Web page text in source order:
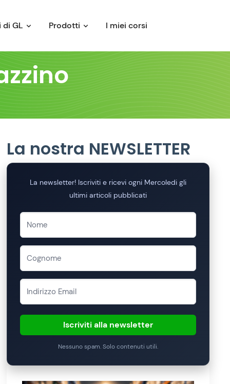
di GL Prodotti I miei corsi
La nostra NEWSLETTER
La newsletter! Iscriviti e ricevi ogni Mercoledi gli
ultimi articoli pubblicati
Iscriviti alla newsletter
Nessuno spam. Solo contenuti utili.